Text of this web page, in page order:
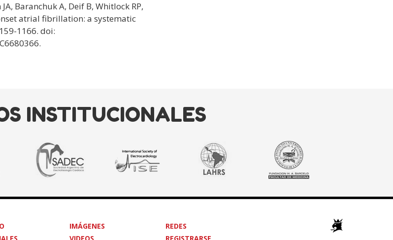
Baranchuk A, Deif B, Whitlock RP,
atrial fibrillation: a systematic
1166. doi:
INSTITUCIONALES
IMÁGENES
REDES